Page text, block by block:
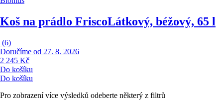
Koš na prádlo FriscoLátkový, béžový, 65 l
(6)
Doručíme od 27. 8. 2026
2 245 Kč
Do košíku
Do košíku
Pro zobrazení více výsledků odeberte některý z filtrů